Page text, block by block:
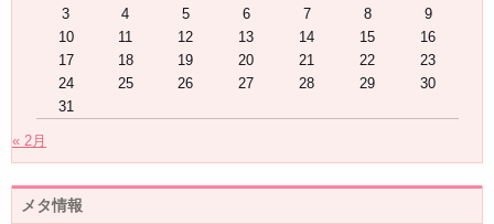
3
4 5 6 7 8
9
10
11 12 13 14 15
16
17
18 19 20 21 22
23
24
25 26 27 28 29
30
31
« 2月
メタ情報